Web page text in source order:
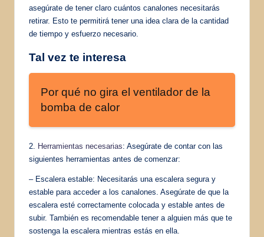
asegúrate de tener claro cuántos canalones necesitarás
retirar. Esto te permitirá tener una idea clara de la cantidad
de tiempo y esfuerzo necesario.
Tal vez te interesa
Por qué no gira el ventilador de la
bomba de calor
2. Herramientas necesarias: Asegúrate de contar con las
siguientes herramientas antes de comenzar:
– Escalera estable: Necesitarás una escalera segura y
estable para acceder a los canalones. Asegúrate de que la
escalera esté correctamente colocada y estable antes de
subir. También es recomendable tener a alguien más que te
sostenga la escalera mientras estás en ella.